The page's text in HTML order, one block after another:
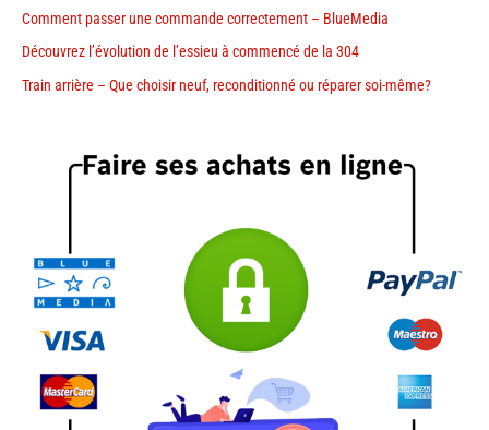
Comment passer une commande correctement – BlueMedia
Découvrez l’évolution de l’essieu à commencé de la 304
Train arrière – Que choisir neuf, reconditionné ou réparer soi-même?